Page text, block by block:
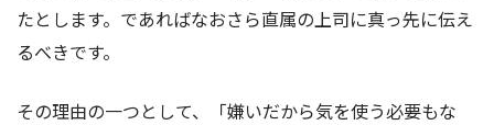
たとします。であればなおさら直属の上司に真っ先に伝え
るべきです。
その理由の一つとして、「嫌いだから気を使う必要もな